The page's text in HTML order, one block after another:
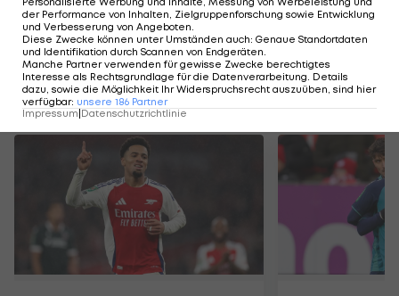
MeisterParis Saint-Germain
Mehr zum Thema
der Performance von Inhalten, Zielgruppenforschung sowie Entwicklung
und Verbesserung von Angeboten
Diese Zwecke können unter Umständen auch: Genaue Standortdaten
und Identifikation durch Scannen von Endgeräten
Manche Partner verwenden für gewisse Zwecke berechtigtes
Interesse als Rechtsgrundlage für die Datenverarbeitung. Details
dazu, sowie die Möglichkeit Ihr Widerspruchsrecht auszuüben, sind hier
verfügbar: unsere 186 Partner
Impressum|Datenschutzrichtlinie